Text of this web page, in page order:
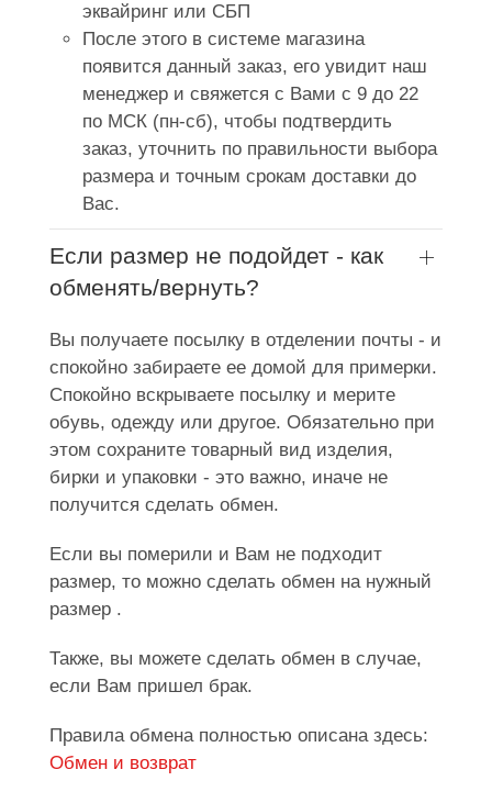
эквайринг или СБП
После этого в системе магазина
появится данный заказ, его увидит наш
менеджер и свяжется с Вами с 9 до 22
по МСК (пн-сб), чтобы подтвердить
заказ, уточнить по правильности выбора
размера и точным срокам доставки до
Вас.
Если размер не подойдет - как
обменять/вернуть?
Вы получаете посылку в отделении почты - и
спокойно забираете ее домой для примерки.
Спокойно вскрываете посылку и мерите
обувь, одежду или другое. Обязательно при
этом сохраните товарный вид изделия,
бирки и упаковки - это важно, иначе не
получится сделать обмен.
Если вы померили и Вам не подходит
размер, то можно сделать обмен на нужный
размер .
Также, вы можете сделать обмен в случае,
если Вам пришел брак.
Правила обмена полностью описана здесь:
Обмен и возврат